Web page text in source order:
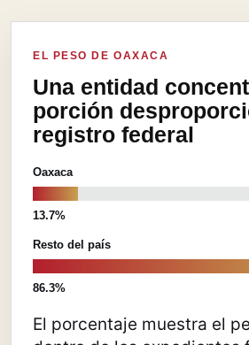
EL PESO DE OAXACA
Una entidad
porción
registro federal
Oaxaca
13.7%
Resto del país
86.3%
El porcentaje muestra el